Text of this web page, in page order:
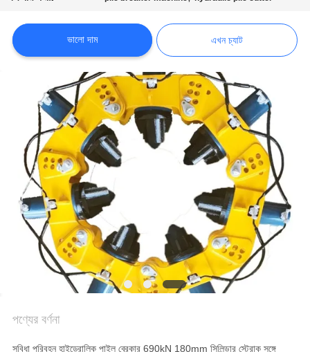
এখন
COMPANY
NEWS
সাইট
ম্যাপ
গোপনীয়তা
ভালো দাম এখন চ্যাট
পণ্যের বর্ণনা
সুবিধা পরিবহন হাইড্রোলিক পাইল ব্রেকার 690kN 180mm সিলিন্ডার স্ট্রোক সঙ্গে